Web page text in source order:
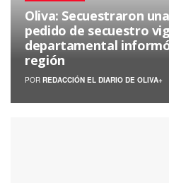
Oliva: Secuestraron
pedido de secuestro
departamental
región
POR REDACCIÓN EL DIARIO DE OLIVA+